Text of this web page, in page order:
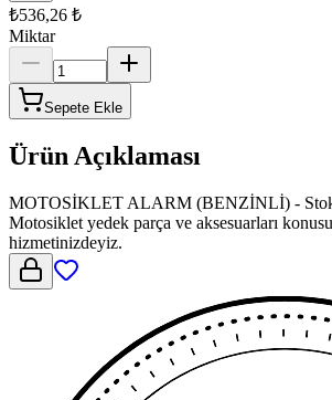
₺536,26 ₺
Miktar
Sepete Ekle
Ürün Açıklaması
MOTOSİKLET ALARM (BENZİNLİ) -
Motosiklet yedek parça ve aksesuarları
hizmetinizdeyiz.